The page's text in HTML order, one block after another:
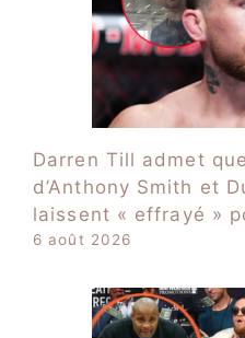
Darren Till admet
d’Anthony Smith et
laissent « effrayé »
6 août 2026